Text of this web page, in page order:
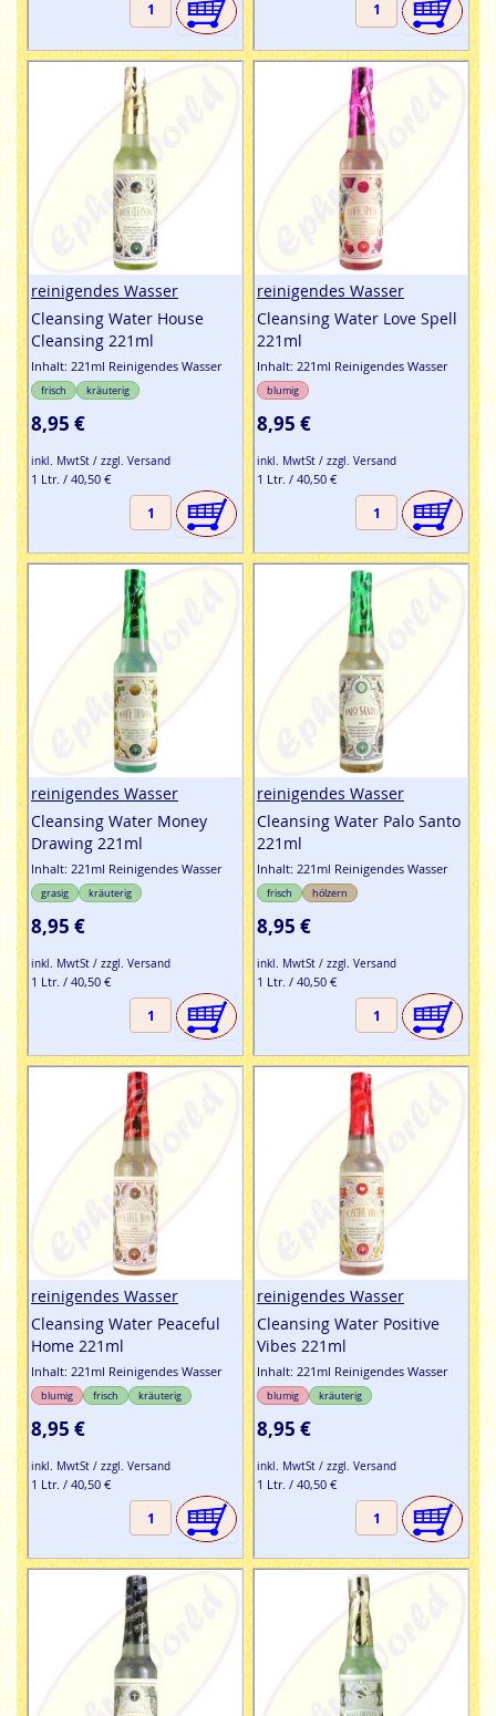
reinigendes Wasser
Cleansing Water House
Cleansing 221ml
Inhalt: 221ml Reinigendes Wasser
frisch kräuterig
8,95 €
inkl. MwtSt / zzgl. Versand
1 Ltr. / 40,50 €
reinigendes Wasser
Cleansing Water Love Spell
221ml
Inhalt: 221ml Reinigendes Wasser
blumig
8,95 €
inkl. MwtSt / zzgl. Versand
1 Ltr. / 40,50 €
reinigendes Wasser
Cleansing Water Money
Drawing 221ml
Inhalt: 221ml Reinigendes Wasser
grasig kräuterig
8,95 €
inkl. MwtSt / zzgl. Versand
1 Ltr. / 40,50 €
reinigendes Wasser
Cleansing Water Palo Santo
221ml
Inhalt: 221ml Reinigendes Wasser
frisch hölzern
8,95 €
inkl. MwtSt / zzgl. Versand
1 Ltr. / 40,50 €
reinigendes Wasser
Cleansing Water Peaceful
Home 221ml
Inhalt: 221ml Reinigendes Wasser
blumig frisch kräuterig
8,95 €
inkl. MwtSt / zzgl. Versand
1 Ltr. / 40,50 €
reinigendes Wasser
Cleansing Water Positive
Vibes 221ml
Inhalt: 221ml Reinigendes Wasser
blumig kräuterig
8,95 €
inkl. MwtSt / zzgl. Versand
1 Ltr. / 40,50 €